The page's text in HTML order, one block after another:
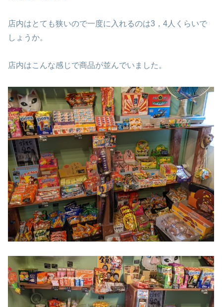
店内はとても狭いので一度に入れるのは3，4人くらいで
しょうか。
店内はこんな感じで商品が並んでいました。